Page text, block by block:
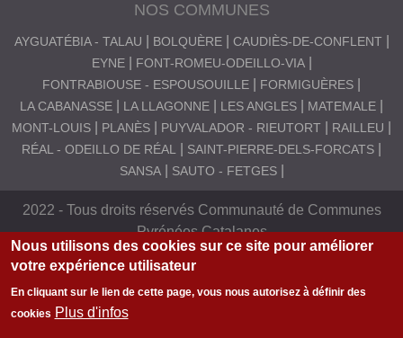
T
A
NOS COMMUNES
AYGUATÉBIA - TALAU BOLQUÈRE
CAUDIÈS-DE-CONFLENT
EYNE
FONT-ROMEU-ODEILLO-VIA
FONTRABIOUSE - ESPOUSOUILLE
FORMIGUÈRES
LA CABANASSE
LA LLAGONNE LES ANGLES
MATEMALE
MONT-LOUIS
PLANÈS PUYVALADOR - RIEUTORT
RAILLEU
RÉAL - ODEILLO DE RÉAL
SAINT-PIERRE-DELS-FORCATS
SANSA
SAUTO - FETGES
2022 - Tous droits réservés Communauté de Communes
Pyrénées Catalanes
Nous utilisons des cookies sur ce site pour améliorer
votre expérience utilisateur
En cliquant sur le lien de cette page, vous nous autorisez à définir des
cookies Plus d'infos